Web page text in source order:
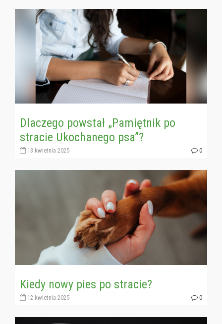
Dlaczego powstał „Pamiętnik po
stracie Ukochanego psa”?
13 kwietnia 2025 0
Kiedy nowy pies po stracie?
12 kwietnia 2025 0